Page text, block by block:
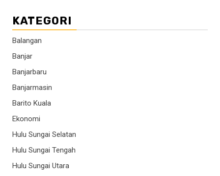
KATEGORI
Balangan
Banjar
Banjarbaru
Banjarmasin
Barito Kuala
Ekonomi
Hulu Sungai Selatan
Hulu Sungai Tengah
Hulu Sungai Utara